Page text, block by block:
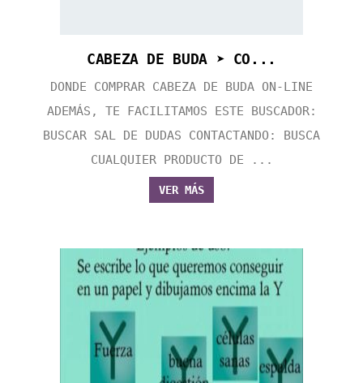
CABEZA DE BUDA ➤ CO...
DONDE COMPRAR CABEZA DE BUDA ON-LINE
ADEMÁS, TE FACILITAMOS ESTE BUSCADOR:
BUSCAR SAL DE DUDAS CONTACTANDO: BUSCA
CUALQUIER PRODUCTO DE ...
VER MÁS